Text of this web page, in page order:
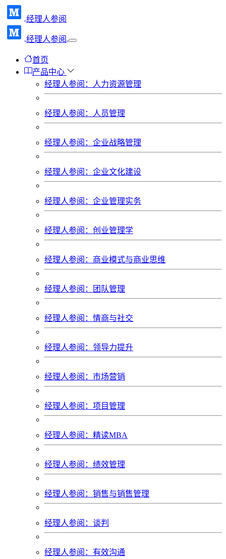
经理人参阅
经理人参阅
首页
产品中心
经理人参阅：人力资源管理
经理人参阅：人员管理
经理人参阅：企业战略管理
经理人参阅：企业文化建设
经理人参阅：企业管理实务
经理人参阅：创业管理学
经理人参阅：商业模式与商业思维
经理人参阅：团队管理
经理人参阅：情商与社交
经理人参阅：领导力提升
经理人参阅：市场营销
经理人参阅：项目管理
经理人参阅：精读MBA
经理人参阅：绩效管理
经理人参阅：销售与销售管理
经理人参阅：谈判
经理人参阅：有效沟通